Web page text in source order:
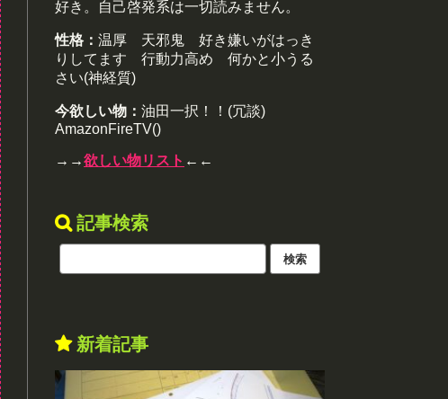
好き。自己啓発系は一切読みません。
性格： 温厚 天邪鬼 好き嫌いがはっき
りしてます 行動力高め 何かと小うる
さい(神経質)
今欲しい物： 油田一択！！(冗談)
AmazonFireTV()
→→欲しい物リスト ←←
記事検索
新着記事